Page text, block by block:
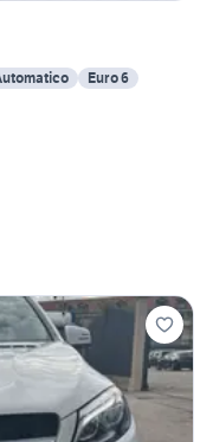
Euro 6